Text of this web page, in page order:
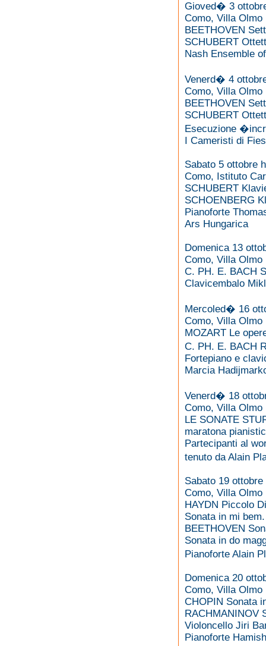
Gioved� 3
Como, Villa Olmo
BEETHOVEN
SCHUBERT
Nash Ensemble
Venerd� 4
Como, Villa Olmo
BEETHOVEN
SCHUBERT
Esecuzione
I Cameristi di
Sabato 5 ottobre
Como, Istituto
SCHUBERT
SCHOENBERG
Pianoforte
Ars Hungarica
Domenica 13
Como, Villa Olmo
C. PH. E. BACH
Clavicembalo
Mercoled� 16
Como, Villa Olmo
MOZART Le
C. PH. E. BACH
Fortepiano e
Marcia
Venerd� 18
Como, Villa Olmo
LE SONATE
maratona
Partecipanti al
tenuto da Alain
Sabato 19 ottobre
Como, Villa Olmo
HAYDN Piccolo
Sonata in mi
BEETHOVEN
Sonata in do
Pianoforte Alain
Domenica 20
Como, Villa Olmo
CHOPIN Sonata
RACHMANINOV
Violoncello Jiri
Pianoforte